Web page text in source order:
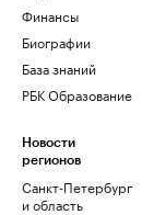
Финансы
Биографии
База знаний
РБК Образование
Новости
регионов
Санкт-Петербург
и область